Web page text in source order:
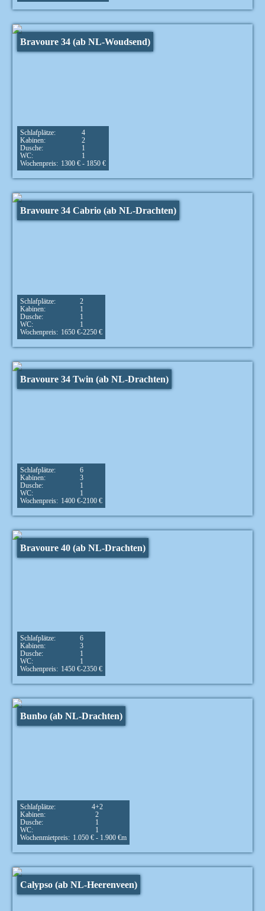
Bravoure 34 (ab NL-Woudsend)
Schlafplätze:
4
Kabinen:
2
Dusche:
1
WC:
1
Wochenpreis: 1300 € - 1850 €
Bravoure 34 Cabrio (ab NL-Drachten)
Schlafplätze:
2
Kabinen:
1
Dusche:
1
WC:
1
Wochenpreis: 1650 €-2250 €
Bravoure 34 Twin (ab NL-Drachten)
Schlafplätze:
6
Kabinen:
3
Dusche:
1
WC:
1
Wochenpreis: 1400 €-2100 €
Bravoure 40 (ab NL-Drachten)
Schlafplätze:
6
Kabinen:
3
Dusche:
1
WC:
1
Wochenpreis: 1450 €-2350 €
Bunbo (ab NL-Drachten)
Schlafplätze:
4+2
Kabinen:
2
Dusche:
1
WC:
1
Wochenmietpreis: 1.050 € - 1.900 €m
Calypso (ab NL-Heerenveen)